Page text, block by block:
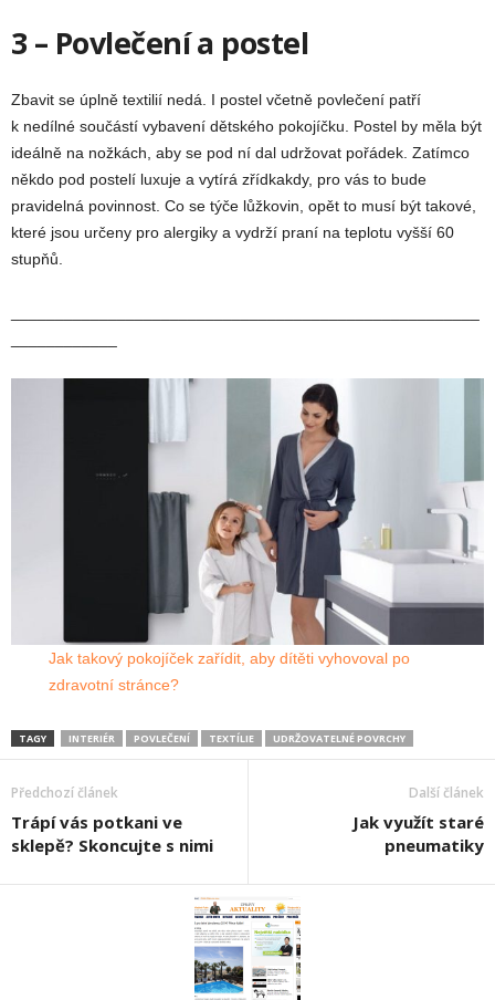
3 – Povlečení a postel
Zbavit se úplně textilií nedá. I postel včetně povlečení patří
k nedílné součástí vybavení dětského pokojíčku. Postel by měla být
ideálně na nožkách, aby se pod ní dal udržovat pořádek. Zatímco
někdo pod postelí luxuje a vytírá zřídkakdy, pro vás to bude
pravidelná povinnost. Co se týče lůžkovin, opět to musí být takové,
které jsou určeny pro alergiky a vydrží praní na teplotu vyšší 60
stupňů.
Jak takový pokojíček zařídit, aby dítěti vyhovoval po
zdravotní stránce?
TAGY INTERIÉR POVLEČENÍ TEXTÍLIE UDRŽOVATELNÉ POVRCHY
Předchozí článek
Trápí vás potkani ve
sklepě? Skoncujte s nimi
Další článek
Jak využít staré
pneumatiky